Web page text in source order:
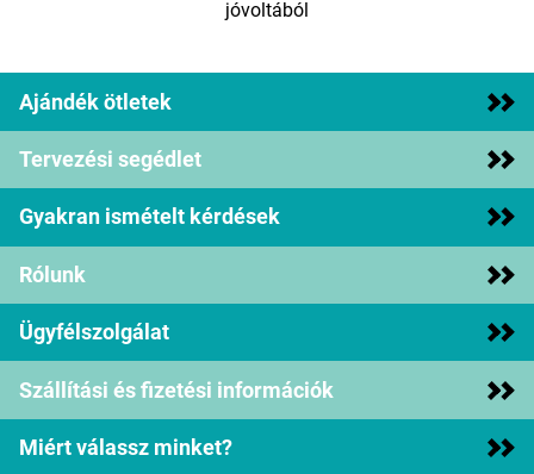
jóvoltából
Ajándék ötletek
Tervezési segédlet
Gyakran ismételt kérdések
Rólunk
Ügyfélszolgálat
Szállítási és fizetési információk
Miért válassz minket?